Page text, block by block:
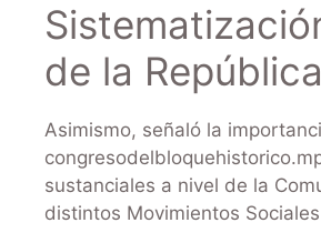
de la República
Asimismo, señaló la
sustanciales a nivel de la
distintos Movimientos